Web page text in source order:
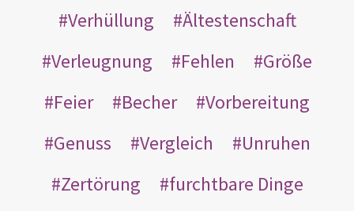
Verhüllung
Ältestenschaft
Verleugnung
Fehlen
Größe
Feier
Becher
Vorbereitung
Genuss
Vergleich
Unruhen
Zertörung
furchtbare Dinge